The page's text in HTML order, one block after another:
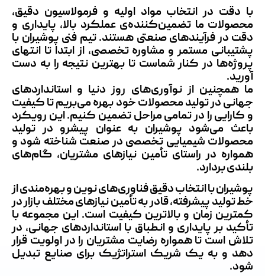
با دقت در انتخاب مواد اولیه و فرمولاسیون دقیق،
محصولات ما تضمین‌کننده‌ی عملکرد بالا، پایداری و
دقت در فرآیندهای صنعتی هستند. تیم فنی پوشیران با
پشتیبانی مستمر و مشاوره تخصصی، از ابتدا تا انتهای
پروژه‌ها در کنار شماست تا بهترین نتیجه را به دست
آورید.
ما همچنین از نوآوری‌های روز دنیا و استانداردهای
جهانی در تولید محصولات خود بهره می‌بریم تا کیفیت
و کارایی را در تمامی مراحل تضمین کنیم. این رویکرد
باعث می‌شود پوشیران به عنوان پیشرو در تولید
محصولات شیمیایی تخصصی در صنعت شناخته شود و
همواره در راستای تأمین نیازهای مشتریان، گام‌های
بلندی بردارد.
پوشیران با انتخاب دقیق فناوری‌های نوین و بهره‌مندی از
خط تولید پیشرفته، قادر به تأمین نیازهای مختلف بازار در
کمترین زمان و بالاترین کیفیت است. این مجموعه با
تأکید بر پایداری و انطباق با استانداردهای جهانی، در
تلاش است تا همواره رضایت مشتریان را در اولویت قرار
دهد و به یک شریک استراتژیک برای صنایع تبدیل
شود.